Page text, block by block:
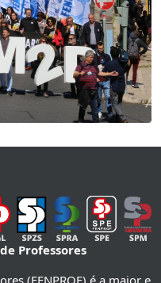
Professores
(FENPROF) é a maior e